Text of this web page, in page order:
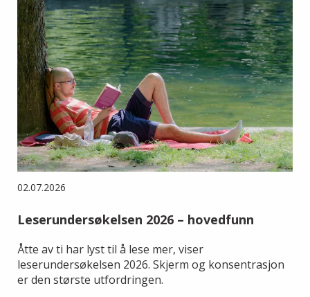
02.07.2026
Leserundersøkelsen 2026 – hovedfunn
Åtte av ti har lyst til å lese mer, viser
leserundersøkelsen 2026. Skjerm og konsentrasjon
er den største utfordringen.